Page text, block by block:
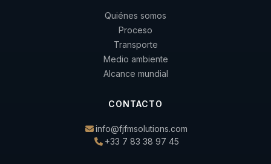
Quiénes somos
Proceso
Transporte
Medio ambiente
Alcance mundial
CONTACTO
info@fjfmsolutions.com
+33 7 83 38 97 45